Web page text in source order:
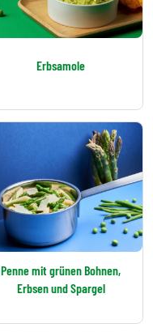
Erbsamole
Penne mit grünen Bohnen,
Erbsen und Spargel